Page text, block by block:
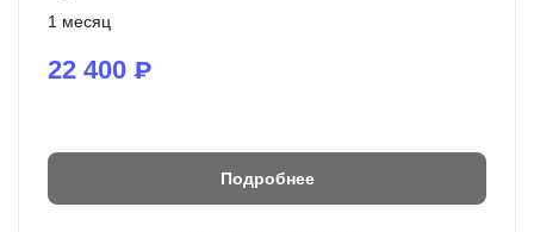
22 400 ₽
1 месяц
Подробнее